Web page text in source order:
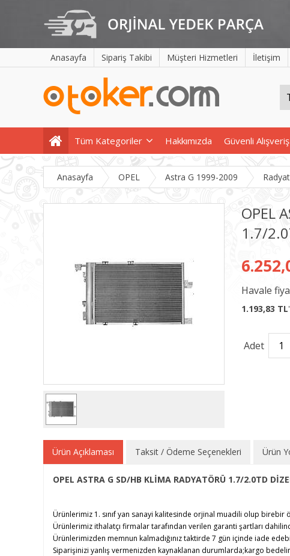
Anasayfa Sipariş Takibi Müşteri Hizmetleri İletişim
Tüm Kategoriler Hakkımızda Güvenli Alışveriş
Anasayfa OPEL Astra G 1999-2009
OPEL
1.7/
Havale
1.193,83 TL
Adet
Ürün Açıklaması Taksit / Ödeme Seçenekleri Ürün
OPEL ASTRA G SD/HB KLİMA RADYATÖRÜ 1.7/2.0TD
Ürünlerimiz 1. sınıf yan sanayi kalitesinde orjinal muadili olup birebir
Ürünlerimiz ithalatçı firmalar tarafından verilen garanti şartları
Ürünlerimizden memnun kalmadığınız taktirde 7 gün içinde iade
Siparişinizi yanlış vermenizden kaynaklanan durumlarda;kargo